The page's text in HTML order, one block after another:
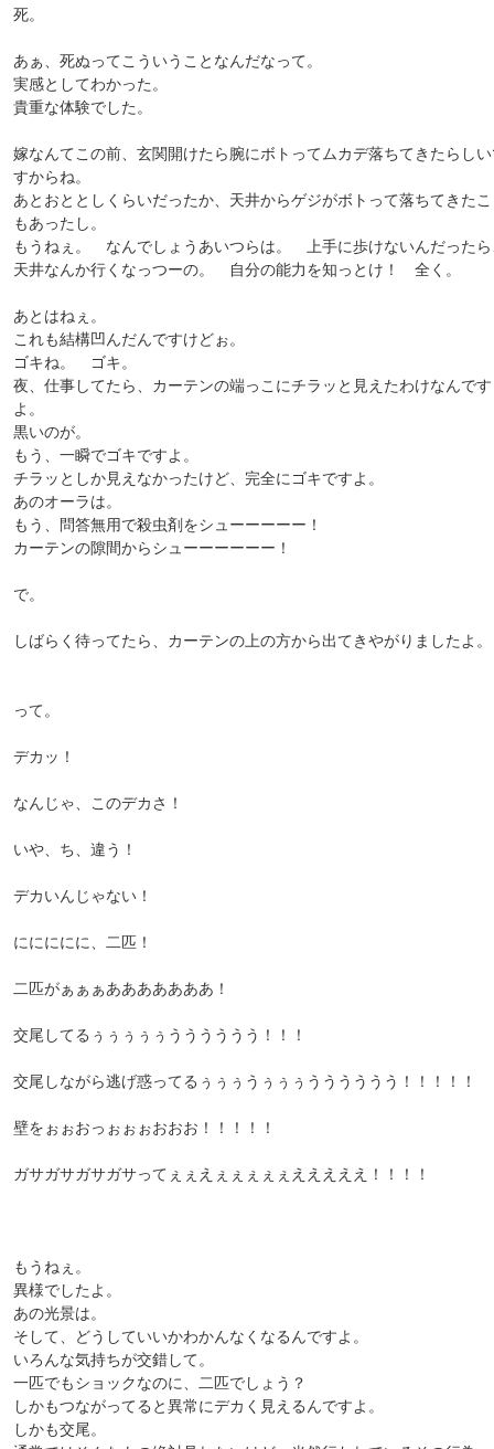
死。
あぁ、死ぬってこういうことなんだなって。
実感としてわかった。
貴重な体験でした。
嫁なんてこの前、玄関開けたら腕にボトってムカデ落ちてきたらし
すからね。
あとおととしくらいだったか、天井からゲジがボトって落ちてきた
もあったし。
もうねぇ。 なんでしょうあいつらは。 上手に歩けないんだったら
天井なんか行くなっつーの。 自分の能力を知っとけ！ 全く。
あとはねぇ。
これも結構凹んだんですけどぉ。
ゴキね。 ゴキ。
夜、仕事してたら、カーテンの端っこにチラッと見えたわけなんです
よ。
黒いのが。
もう、一瞬でゴキですよ。
チラッとしか見えなかったけど、完全にゴキですよ。
あのオーラは。
もう、問答無用で殺虫剤をシューーーーー！
カーテンの隙間からシューーーーーー！
で。
しばらく待ってたら、カーテンの上の方から出てきやがりましたよ。
って。
デカッ！
なんじゃ、このデカさ！
いや、ち、違う！
デカいんじゃない！
ににににに、二匹！
二匹がぁぁぁあああああああ！
交尾してるぅぅぅぅぅうううううう！！！
交尾しながら逃げ惑ってるぅぅぅうぅぅぅうううううう！！！！！
壁をぉぉおっぉぉぉおおお！！！！！
ガサガサガサガサってぇぇえぇぇぇぇぇえええええ！！！！
もうねぇ。
異様でしたよ。
あの光景は。
そして、どうしていいかわかんなくなるんですよ。
いろんな気持ちが交錯して。
一匹でもショックなのに、二匹でしょう？
しかもつながってると異常にデカく見えるんですよ。
しかも交尾。